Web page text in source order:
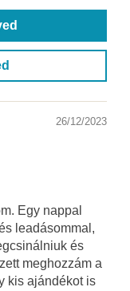
26/12/2023
Egy nappal
leadásommal,
és
meghozzám a
kis ajándékot is